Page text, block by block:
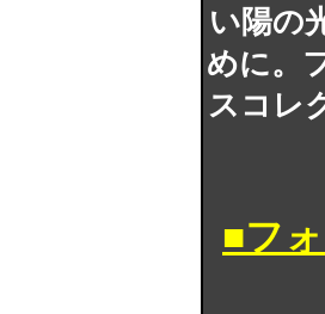
い陽の
めに。
スコレ
■フ